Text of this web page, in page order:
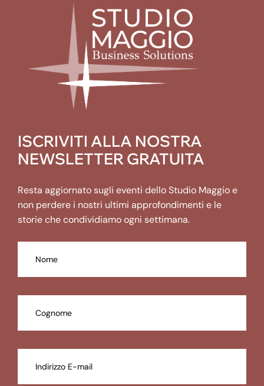
ISCRIVITI ALLA NOSTRA
NEWSLETTER GRATUITA
Resta aggiornato sugli eventi dello Studio Maggio e
non perdere i nostri ultimi approfondimenti e le
storie che condividiamo ogni settimana.